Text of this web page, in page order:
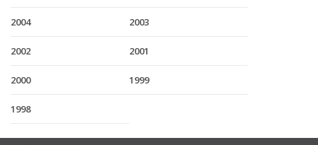
2004 2003
2002 2001
2000 1999
1998